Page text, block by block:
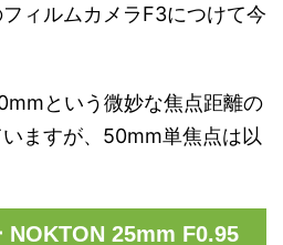
ィルムカメラF3につけて今
という微妙な焦点距離の
ますが、50mm単焦点は以
NOKTON 25mm F0.95